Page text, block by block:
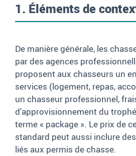
1. Éléments de
De manière générale, les
par des agences
proposent aux chasseurs un
services (logement, repas,
un chasseur professionnel,
d’approvisionnement du
terme « package ». Le prix de
standard peut aussi inclure
liés aux permis de chasse.